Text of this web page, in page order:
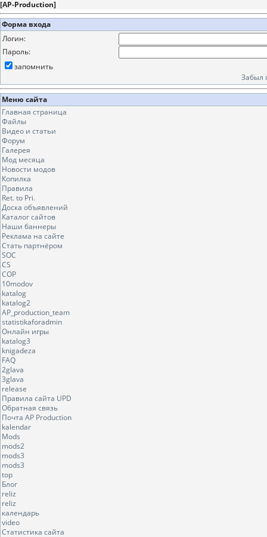
[AP-Production]
Форма входа
Логин:
Пароль:
запомнить
Забыл
Меню сайта
Главная страница
Файлы
Видео и статьи
Форум
Галерея
Мод месяца
Новости модов
Копилка
Правила
Ret. to Pri.
Доска объявлений
Каталог сайтов
Наши баннеры
Реклама на сайте
Стать партнёром
SOC
CS
COP
10modov
katalog
katalog2
AP_production_team
statistikaforadmin
Онлайн игры
katalog3
knigadeza
FAQ
2glava
3glava
release
Правила сайта UPD
Обратная связь
Почта AP Production
kalendar
Mods
mods2
mods3
mods3
top
Блог
reliz
reliz
календарь
video
Статистика сайта